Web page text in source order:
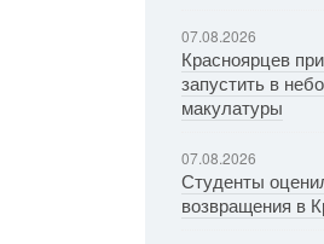
07.08.2026
Красноярцев
запустить в
макулатуры
07.08.2026
Студенты
возвращения в